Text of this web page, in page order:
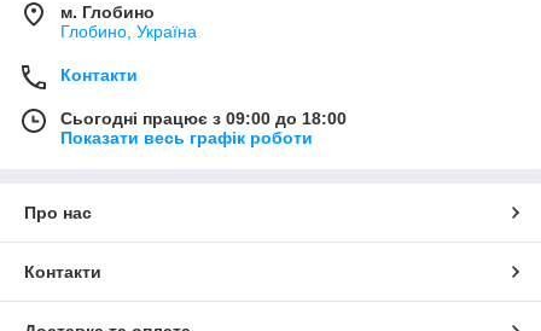
м. Глобино
Глобино, Україна
Контакти
Сьогодні працює з 09:00 до 18:00
Показати весь графік роботи
Про нас
Контакти